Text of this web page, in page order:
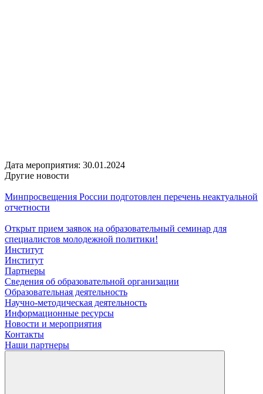
Дата мероприятия: 30.01.2024
Другие новости
Минпросвещения России подготовлен перечень неактуальной
отчетности
Открыт прием заявок на образовательный семинар для
специалистов молодежной политики!
Институт
Институт
Партнеры
Сведения об образовательной организации
Образовательная деятельность
Научно-методическая деятельность
Информационные ресурсы
Новости и мероприятия
Контакты
Наши партнеры